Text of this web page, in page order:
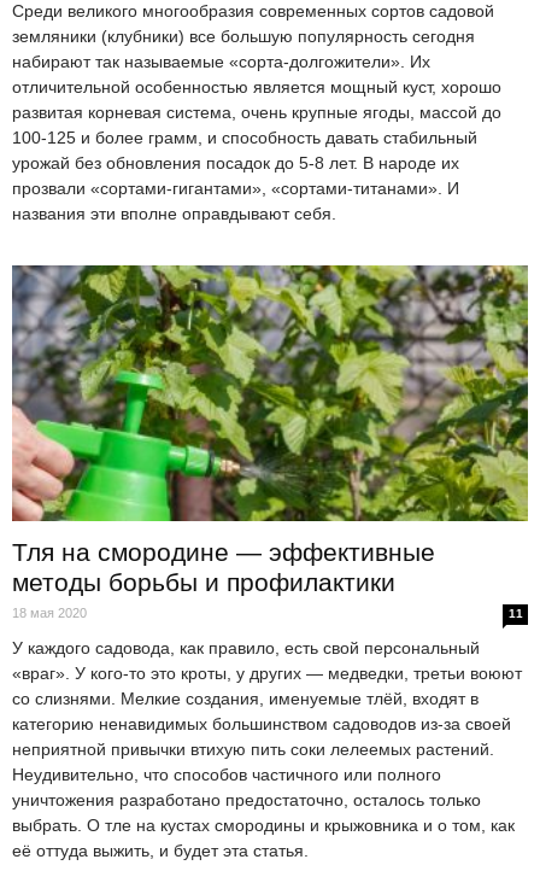
Среди великого многообразия современных сортов садовой
земляники (клубники) все большую популярность сегодня
набирают так называемые «сорта-долгожители». Их
отличительной особенностью является мощный куст, хорошо
развитая корневая система, очень крупные ягоды, массой до
100-125 и более грамм, и способность давать стабильный
урожай без обновления посадок до 5-8 лет. В народе их
прозвали «сортами-гигантами», «сортами-титанами». И
названия эти вполне оправдывают себя.
Тля на смородине — эффективные
методы борьбы и профилактики
18 мая 2020 11
У каждого садовода, как правило, есть свой персональный
«враг». У кого-то это кроты, у других — медведки, третьи воюют
со слизнями. Мелкие создания, именуемые тлёй, входят в
категорию ненавидимых большинством садоводов из-за своей
неприятной привычки втихую пить соки лелеемых растений.
Неудивительно, что способов частичного или полного
уничтожения разработано предостаточно, осталось только
выбрать. О тле на кустах смородины и крыжовника и о том, как
её оттуда выжить, и будет эта статья.